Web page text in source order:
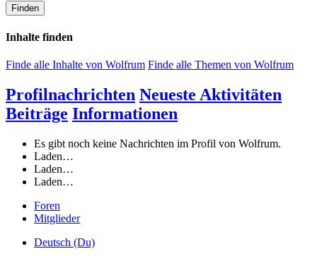
Finden
Inhalte finden
Finde alle Inhalte von Wolfrum Finde alle Themen von Wolfrum
Profilnachrichten Neueste Aktivitäten
Beiträge Informationen
Es gibt noch keine Nachrichten im Profil von Wolfrum.
Laden…
Laden…
Laden…
Foren
Mitglieder
Deutsch (Du)